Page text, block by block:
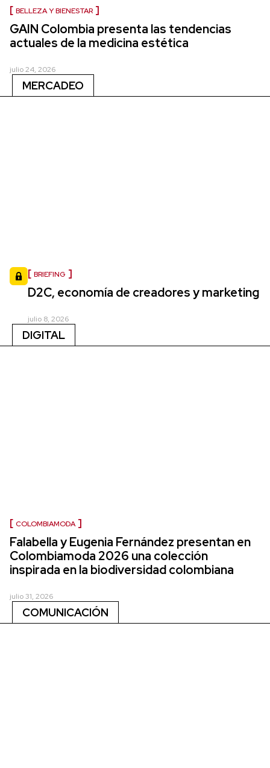
BELLEZA Y BIENESTAR
GAIN Colombia presenta las tendencias
actuales de la medicina estética
julio 24, 2026
MERCADEO
BRIEFING
D2C, economía de creadores y marketing
julio 8, 2026
DIGITAL
COLOMBIAMODA
Falabella y Eugenia Fernández presentan en
Colombiamoda 2026 una colección
inspirada en la biodiversidad colombiana
julio 31, 2026
COMUNICACIÓN